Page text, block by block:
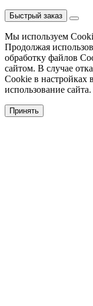
Быстрый заказ
Мы используем
Продолжая
обработку файлов
сайтом. В случае
Cookie в настройках
использование сайта.
Принять